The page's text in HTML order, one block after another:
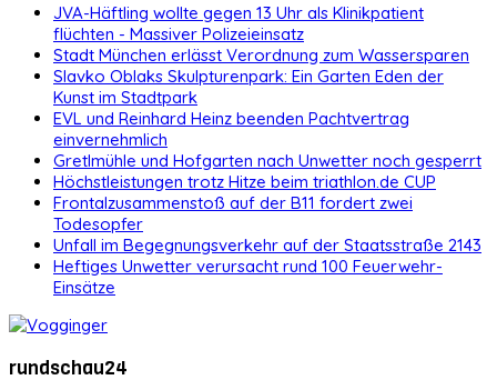
JVA-Häftling wollte gegen 13 Uhr als Klinikpatient
flüchten - Massiver Polizeieinsatz
Stadt München erlässt Verordnung zum Wassersparen
Slavko Oblaks Skulpturenpark: Ein Garten Eden der
Kunst im Stadtpark
EVL und Reinhard Heinz beenden Pachtvertrag
einvernehmlich
Gretlmühle und Hofgarten nach Unwetter noch gesperrt
Höchstleistungen trotz Hitze beim triathlon.de CUP
Frontalzusammenstoß auf der B11 fordert zwei
Todesopfer
Unfall im Begegnungsverkehr auf der Staatsstraße 2143
Heftiges Unwetter verursacht rund 100 Feuerwehr-
Einsätze
rundschau24